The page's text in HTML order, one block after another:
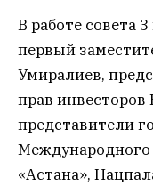
В работе совета
первый
Умиралиев,
прав
представители
Международного
«Астана»,